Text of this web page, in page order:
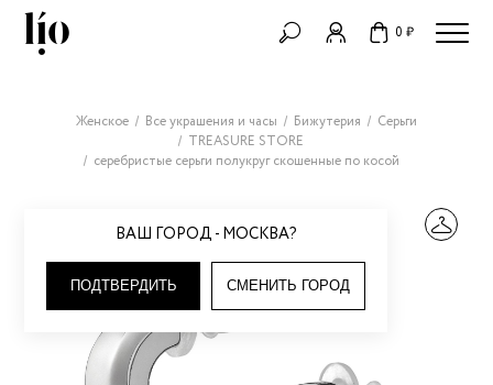
0 ₽
ВАШ ГОРОД - МОСКВА?
ПОДТВЕРДИТЬ СМЕНИТЬ ГОРОД
Женское Все украшения и часы Бижутерия
Серьги
TREASURE STORE
серебристые серьги полукруг скошенные по косой